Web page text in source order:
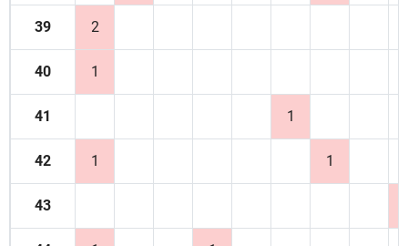
39 2
40 1
41 1
42 1 1
43